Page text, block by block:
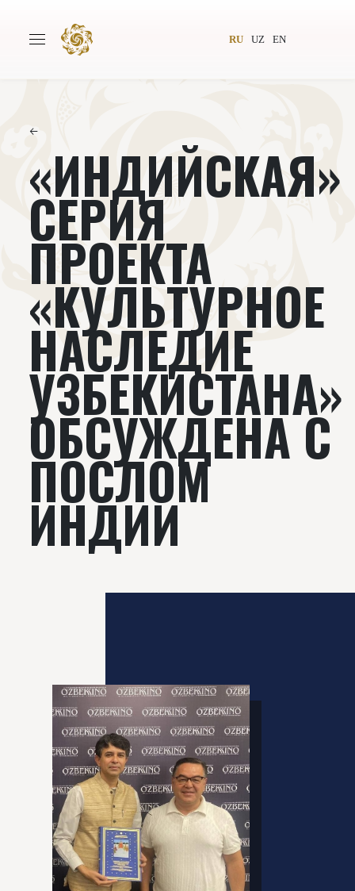
RU UZ EN
Авторы Всемирное общество
Издательство
Проекты Подкасты
Книги Видеолекторий
←
«ИНДИЙСКАЯ»
СЕРИЯ
ПРОЕКТА
«КУЛЬТУРНОЕ
НАСЛЕДИЕ
УЗБЕКИСТАНА»
ОБСУЖДЕНА С
ПОСЛОМ
ИНДИИ